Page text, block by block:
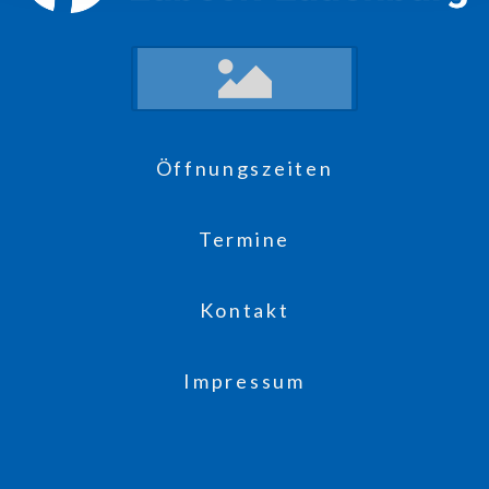
Öffnungszeiten
Termine
Kontakt
Impressum